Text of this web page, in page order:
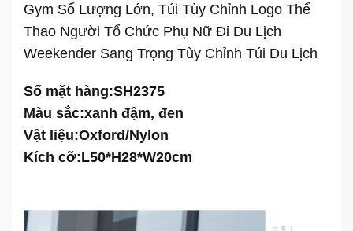
Gym Số Lượng Lớn, Túi Tùy Chỉnh Logo Thể
Thao Người Tổ Chức Phụ Nữ Đi Du Lịch
Weekender Sang Trọng Tùy Chỉnh Túi Du Lịch
Số mặt hàng:SH2375
Màu sắc:xanh đậm, đen
Vật liệu:Oxford/Nylon
Kích cỡ:L50*H28*W20cm